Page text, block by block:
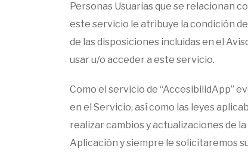
Personas Usuarias que se relacionan
este servicio le atribuye la condición de
de las disposiciones incluidas en el
usar u/o acceder a este servicio.
Como el servicio de “AccesibilidApp”
en el Servicio, así como las leyes
realizar cambios y actualizaciones de
Aplicación y siempre le solicitaremos